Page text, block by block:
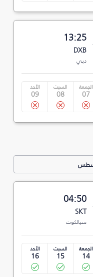
13:25
DXB
دبي
الجمعة
07
السبت
08
الأحد
09
04:50
SKT
سيالكوت
الجمعة
14
السبت
15
الأحد
16